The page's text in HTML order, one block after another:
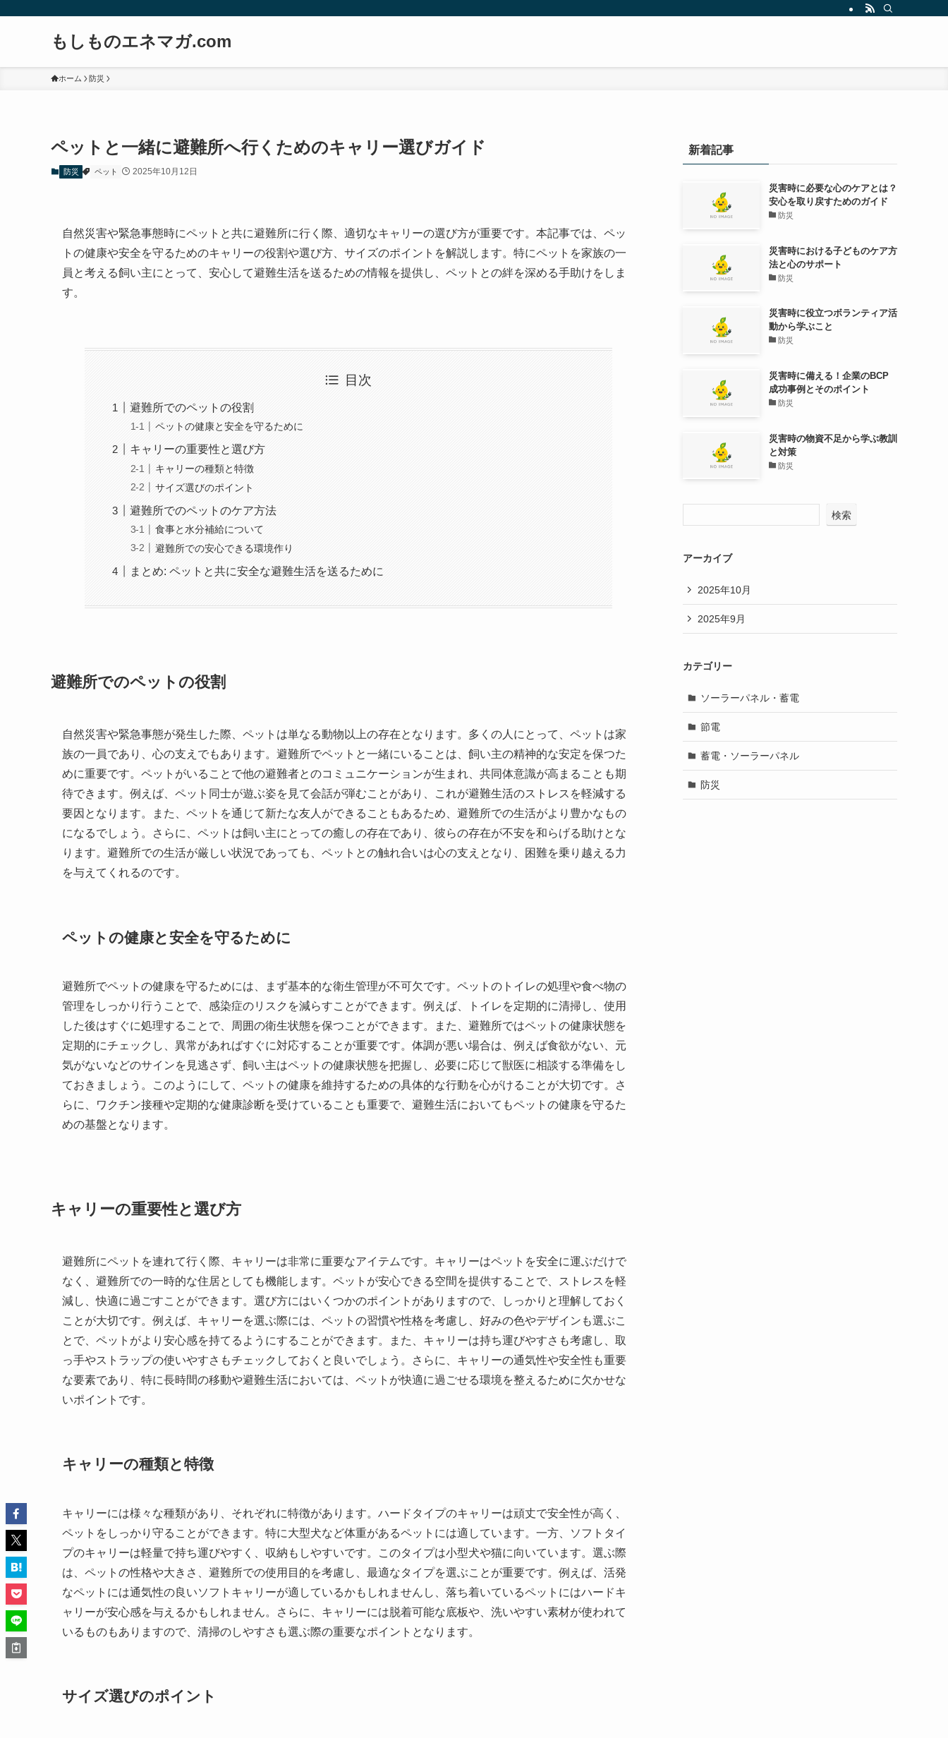
もしものエネマガ.com
ホーム 防災
ペットと一緒に避難所へ行くためのキャリー選びガイド
防災 ペット 2025年10月12日
自然災害や緊急事態時にペットと共に避難所に行く際、適切なキャリーの選び方が重要です。本記事では、ペッ
トの健康や安全を守るためのキャリーの役割や選び方、サイズのポイントを解説します。特にペットを家族の一
員と考える飼い主にとって、安心して避難生活を送るための情報を提供し、ペットとの絆を深める手助けをしま
す。
目次
避難所でのペットの役割
ペットの健康と安全を守るために
キャリーの重要性と選び方
キャリーの種類と特徴
サイズ選びのポイント
避難所でのペットのケア方法
食事と水分補給について
避難所での安心できる環境作り
まとめ: ペットと共に安全な避難生活を送るために
避難所でのペットの役割
自然災害や緊急事態が発生した際、ペットは単なる動物以上の存在となります。多くの人にとって、ペットは家
族の一員であり、心の支えでもあります。避難所でペットと一緒にいることは、飼い主の精神的な安定を保つた
めに重要です。ペットがいることで他の避難者とのコミュニケーションが生まれ、共同体意識が高まることも期
待できます。例えば、ペット同士が遊ぶ姿を見て会話が弾むことがあり、これが避難生活のストレスを軽減する
要因となります。また、ペットを通じて新たな友人ができることもあるため、避難所での生活がより豊かなもの
になるでしょう。さらに、ペットは飼い主にとっての癒しの存在であり、彼らの存在が不安を和らげる助けとな
ります。避難所での生活が厳しい状況であっても、ペットとの触れ合いは心の支えとなり、困難を乗り越える力
を与えてくれるのです。
ペットの健康と安全を守るために
避難所でペットの健康を守るためには、まず基本的な衛生管理が不可欠です。ペットのトイレの処理や食べ物の
管理をしっかり行うことで、感染症のリスクを減らすことができます。例えば、トイレを定期的に清掃し、使用
した後はすぐに処理することで、周囲の衛生状態を保つことができます。また、避難所ではペットの健康状態を
定期的にチェックし、異常があればすぐに対応することが重要です。体調が悪い場合は、例えば食欲がない、元
気がないなどのサインを見逃さず、飼い主はペットの健康状態を把握し、必要に応じて獣医に相談する準備をし
ておきましょう。このようにして、ペットの健康を維持するための具体的な行動を心がけることが大切です。さ
らに、ワクチン接種や定期的な健康診断を受けていることも重要で、避難生活においてもペットの健康を守るた
めの基盤となります。
キャリーの重要性と選び方
避難所にペットを連れて行く際、キャリーは非常に重要なアイテムです。キャリーはペットを安全に運ぶだけで
なく、避難所での一時的な住居としても機能します。ペットが安心できる空間を提供することで、ストレスを軽
減し、快適に過ごすことができます。選び方にはいくつかのポイントがありますので、しっかりと理解しておく
ことが大切です。例えば、キャリーを選ぶ際には、ペットの習慣や性格を考慮し、好みの色やデザインも選ぶこ
とで、ペットがより安心感を持てるようにすることができます。また、キャリーは持ち運びやすさも考慮し、取
っ手やストラップの使いやすさもチェックしておくと良いでしょう。さらに、キャリーの通気性や安全性も重要
な要素であり、特に長時間の移動や避難生活においては、ペットが快適に過ごせる環境を整えるために欠かせな
いポイントです。
キャリーの種類と特徴
キャリーには様々な種類があり、それぞれに特徴があります。ハードタイプのキャリーは頑丈で安全性が高く、
ペットをしっかり守ることができます。特に大型犬など体重があるペットには適しています。一方、ソフトタイ
プのキャリーは軽量で持ち運びやすく、収納もしやすいです。このタイプは小型犬や猫に向いています。選ぶ際
は、ペットの性格や大きさ、避難所での使用目的を考慮し、最適なタイプを選ぶことが重要です。例えば、活発
なペットには通気性の良いソフトキャリーが適しているかもしれませんし、落ち着いているペットにはハードキ
ャリーが安心感を与えるかもしれません。さらに、キャリーには脱着可能な底板や、洗いやすい素材が使われて
いるものもありますので、清掃のしやすさも選ぶ際の重要なポイントとなります。
サイズ選びのポイント
新着記事
災害時に必要な心のケアとは？
安心を取り戻すためのガイド
防災
災害時における子どものケア方
法と心のサポート
防災
災害時に役立つボランティア活
動から学ぶこと
防災
災害時に備える！企業のBCP
成功事例とそのポイント
防災
災害時の物資不足から学ぶ教訓
と対策
防災
検索
アーカイブ
2025年10月
2025年9月
カテゴリー
ソーラーパネル・蓄電
節電
蓄電・ソーラーパネル
防災